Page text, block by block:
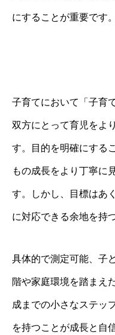
にすることが重要です。
子育てにおいて「子育
双方にとって育児をよ
す。目的を明確にする
もの成長をより丁寧に
す。しかし、目標はあ
に対応できる余地を持
具体的で測定可能、子
階や家庭環境を踏まえ
成までの小さなステッ
を持つことが成長と自